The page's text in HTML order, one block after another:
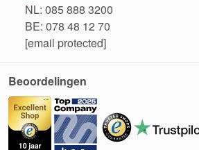
NL: 085 888 3200
BE: 078 48 12 70
[email protected]
Beoordelingen